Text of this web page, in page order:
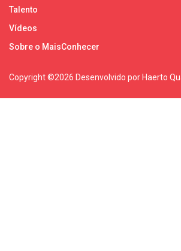
Talento
Vídeos
Sobre o MaisConhecer
Copyright ©2026 Desenvolvido por Haerto